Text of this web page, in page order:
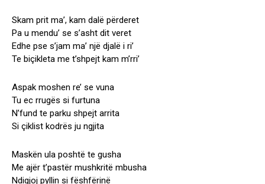
Skam prit ma’, kam dalë përderet
Pa u mendu’ se s’asht dit veret
Edhe pse s’jam ma’ një djalë i ri’
Te biçikleta me t’shpejt kam m’rri’
Aspak moshen re’ se vuna
Tu ec rrugës si furtuna
N’fund te parku shpejt arrita
Si çiklist kodrës ju ngjita
Maskën ula poshtë te gusha
Me ajër t’pastër mushkritë mbusha
Ndigjoj pyllin si fëshfërinë